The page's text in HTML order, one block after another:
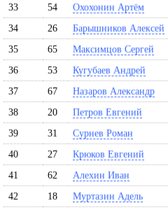
33
54 Охохонин Артём
34
26 Барышников Алексей
35
65 Максимцов Сергей
36
53 Кугубаев Андрей
37
67 Назаров Александр
38
20 Петров Евгений
39
31 Сурнев Роман
40
27 Крюков Евгений
41
62 Алехин Иван
42
18 Муртазин Адель